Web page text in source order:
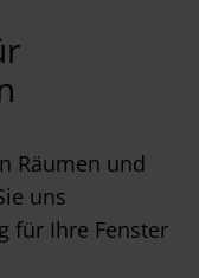
Räumen und
uns
für Ihre Fenster